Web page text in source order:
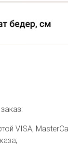
VISA,